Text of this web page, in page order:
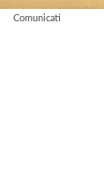
Comunicati